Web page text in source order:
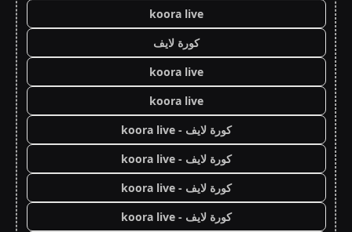
koora live
كورة لايف
koora live
koora live
كورة لايف - koora live
كورة لايف - koora live
كورة لايف - koora live
كورة لايف - koora live